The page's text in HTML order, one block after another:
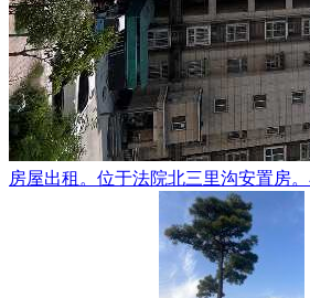
房屋出租。位于法院北三里沟安置房